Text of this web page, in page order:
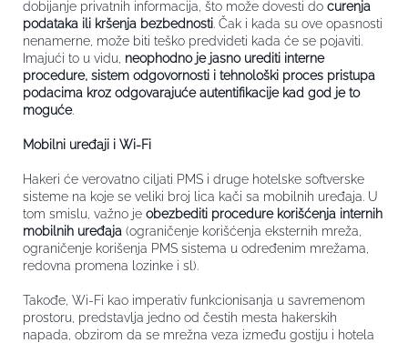
dobijanje privatnih informacija, što može dovesti do curenja
podataka ili kršenja bezbednosti. Čak i kada su ove opasnosti
nenamerne, može biti teško predvideti kada će se pojaviti.
Imajući to u vidu, neophodno je jasno urediti interne
procedure, sistem odgovornosti i tehnološki proces pristupa
podacima kroz odgovarajuće autentifikacije kad god je to
moguće.
Mobilni uređaji i Wi-Fi
Hakeri će verovatno ciljati PMS i druge hotelske softverske
sisteme na koje se veliki broj lica kači sa mobilnih uređaja. U
tom smislu, važno je obezbediti procedure korišćenja internih
mobilnih uređaja (ograničenje korišćenja eksternih mreža,
ograničenje korišenja PMS sistema u određenim mrežama,
redovna promena lozinke i sl).
Takođe, Wi-Fi kao imperativ funkcionisanja u savremenom
prostoru, predstavlja jedno od čestih mesta hakerskih
napada, obzirom da se mrežna veza između gostiju i hotela